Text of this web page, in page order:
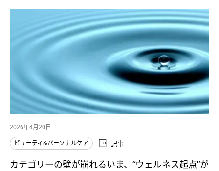
2026年4月20日
ビューティ&パーソナルケア
記事
カテゴリーの壁が崩れるいま、“ウェルネス起点”が